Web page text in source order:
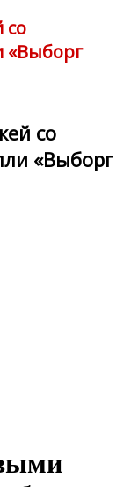
со
«Выборг
со
«Выборг